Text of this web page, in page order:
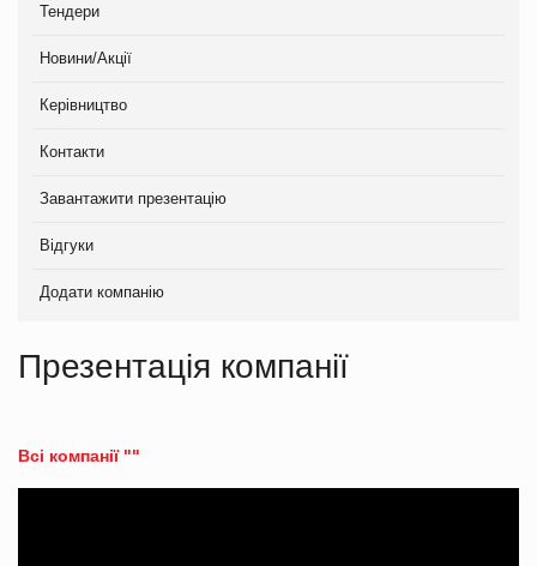
Тендери
Новини/Акції
Керівництво
Контакти
Завантажити презентацію
Відгуки
Додати компанію
Презентація компанії
Всі компанії ""